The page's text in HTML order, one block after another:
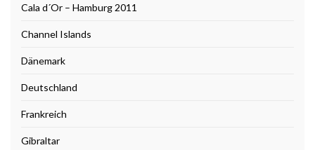
Cala d´Or – Hamburg 2011
Channel Islands
Dänemark
Deutschland
Frankreich
Gibraltar